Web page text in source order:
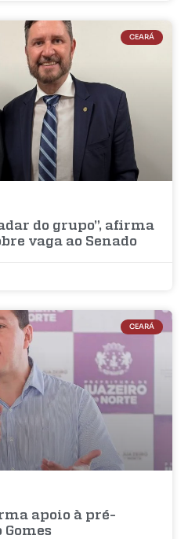
CEARÁ
do grupo”, afirma
vaga ao Senado
CEARÁ
apoio à pré-